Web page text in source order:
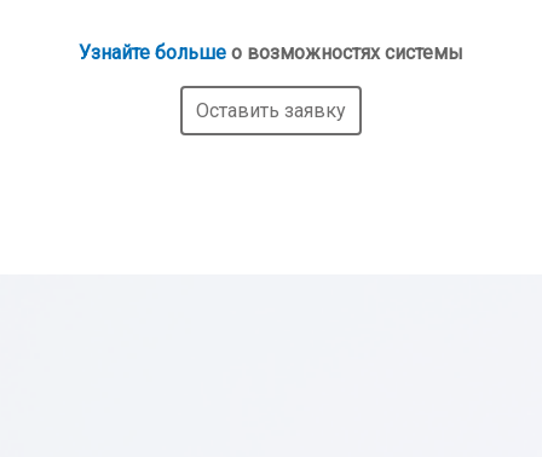
Узнайте больше о возможностях системы
Оставить заявку